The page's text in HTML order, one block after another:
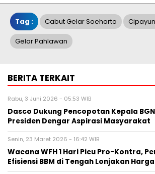
Tag : Cabut Gelar Soeharto
Gelar Pahlawan
BERITA TERKAIT
Rabu, 3 Juni 2026 - 05:53 WIB
Dasco Dukung Pencopotan Kepala
Presiden Dengar Aspirasi Masyarakat
Senin, 23 Maret 2026 - 16:42 WIB
Wacana WFH 1 Hari Picu Pro-Kontra,
Efisiensi BBM di Tengah Lonjakan